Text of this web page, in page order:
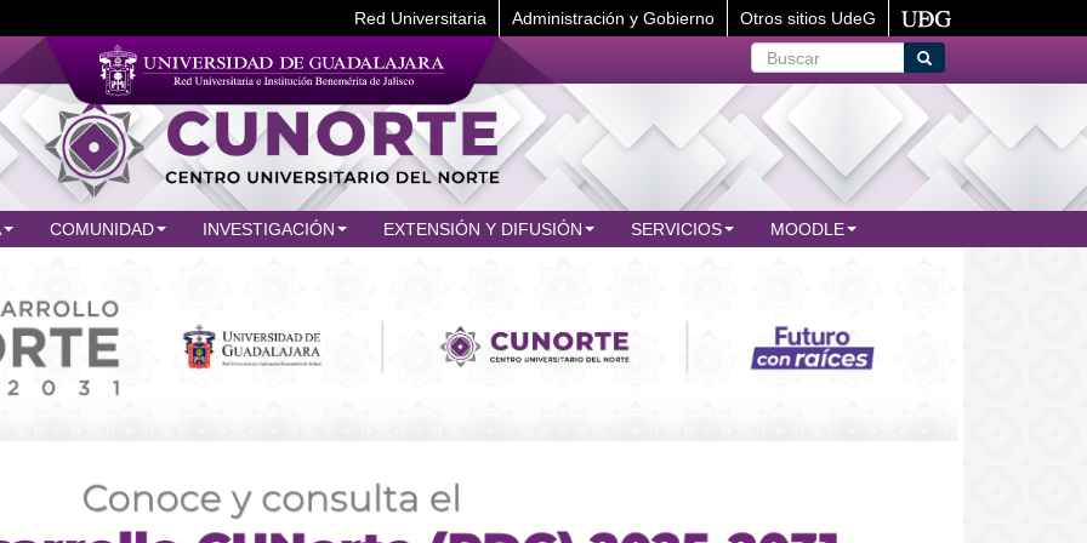
Red Universitaria Administración y Gobierno
Otros sitios UdeG
Buscar
Buscar
COMUNIDAD INVESTIGACIÓN EXTENSIÓN Y DIFUSIÓN SERVICIOS MOODLE